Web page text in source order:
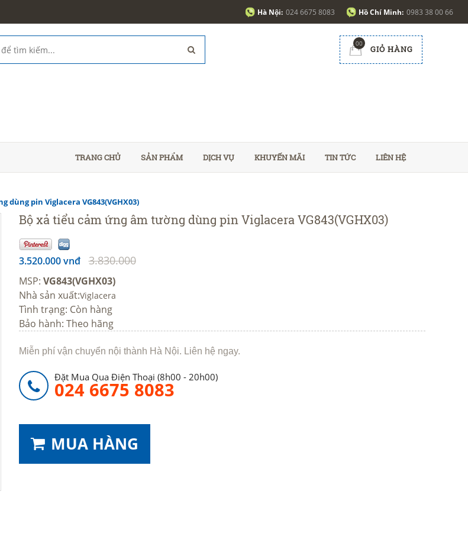
Hà Nội: 024 6675 8083 Hồ Chí Minh: 0983 38 00 66
00
GIỎ HÀNG
TRANG CHỦ SẢN PHẨM DỊCH VỤ KHUYẾN MÃI TIN TỨC LIÊN HỆ
pin Viglacera VG843(VGHX03)
Bộ xả tiểu cảm ứng âm tường dùng pin Viglacera VG843(VGHX03)
3.520.000 vnđ 3.830.000
MSP: VG843(VGHX03)
Nhà sản xuất:Viglacera
Tình trạng: Còn hàng
Bảo hành: Theo hãng
Miễn phí vận chuyển nội thành Hà Nội. Liên hệ ngay.
Đặt Mua Qua Điện Thoại (8h00 - 20h00)
024 6675 8083
MUA HÀNG